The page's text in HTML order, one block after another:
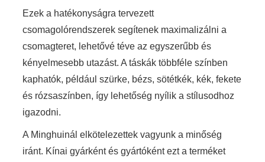
Ezek a hatékonyságra tervezett
csomagolórendszerek segítenek maximalizálni a
csomagteret, lehetővé téve az egyszerűbb és
kényelmesebb utazást. A táskák többféle színben
kaphatók, például szürke, bézs, sötétkék, kék, fekete
és rózsaszínben, így lehetőség nyílik a stílusodhoz
igazodni.
A Minghuinál elkötelezettek vagyunk a minőség
iránt. Kínai gyárként és gyártóként ezt a terméket